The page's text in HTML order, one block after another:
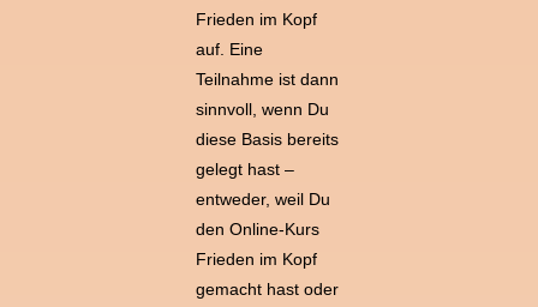
Frieden im Kopf
auf. Eine
Teilnahme ist dann
sinnvoll, wenn Du
diese Basis bereits
gelegt hast –
entweder, weil Du
den Online-Kurs
Frieden im Kopf
gemacht hast oder